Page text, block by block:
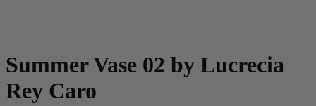
Summer Vase 02 by Lucrecia
Rey Caro